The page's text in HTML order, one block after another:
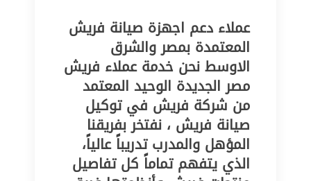
عملاء دعم اجهزة صيانة فريش
المعتمدة بمصر والشرق
الاوسط نحن خدمة عملاء فريش
مصر الجديدة الوحيد المعتمد
من شركة فريش في توكيل
صيانة فريش ، نفتخر بفريقنا
المؤهل والمدرب تدريباً عالياً،
الذي يتفهم تماماً كل تفاصيل